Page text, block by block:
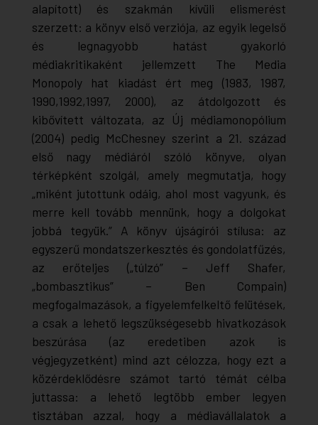
alapított) és szakmán kívüli elismerést
szerzett: a könyv első verziója, az egyik legelső
és legnagyobb hatást gyakorló
médiakritikaként jellemzett The Media
Monopolyhat kiadást ért meg (1983, 1987,
1990,1992,1997, 2000), az átdolgozott és
kibővített változata, az Új médiamonopólium
(2004) pedig McChesney szerint a 21. század
első nagy médiáról szóló könyve, olyan
térképként szolgál, amely megmutatja, hogy
„miként jutottunk odáig, ahol most vagyunk, és
merre kell tovább mennünk, hogy a dolgokat
jobbá tegyük.” A könyv újságírói stílusa: az
egyszerű mondatszerkesztés és gondolatfűzés,
az erőteljes („túlzó” – Jeff Shafer,
„bombasztikus” – Ben Compain)
megfogalmazások, a figyelemfelkeltő felütések,
a csak a lehető legszükségesebb hivatkozások
beszúrása (az eredetiben azok is
végjegyzetként) mind azt célozza, hogy ezt a
közérdeklődésre számot tartó témát célba
juttassa: a lehető legtöbb ember legyen
tisztában azzal, hogy a médiavállalatok a